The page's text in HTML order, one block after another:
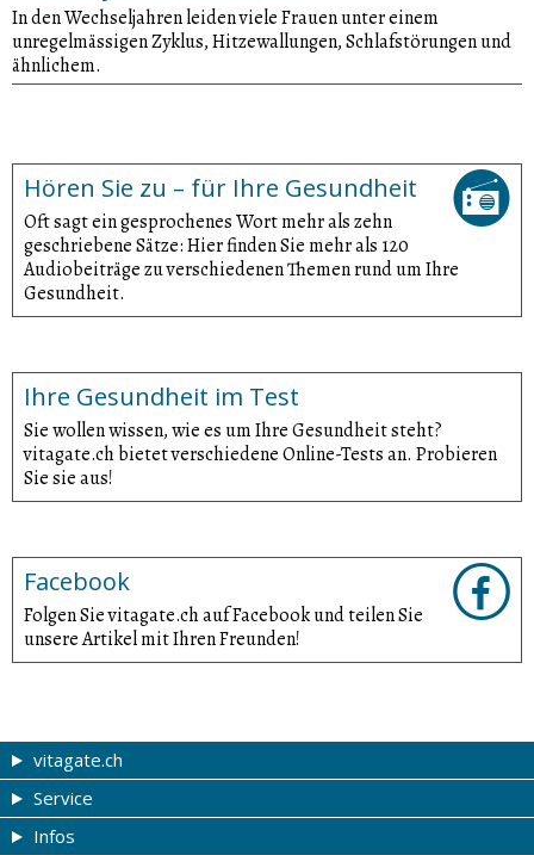
In den Wechseljahren leiden viele Frauen unter einem
unregelmässigen Zyklus, Hitzewallungen, Schlafstörungen und
ähnlichem.
Hören Sie zu – für Ihre Gesundheit
Oft sagt ein gesprochenes Wort mehr als zehn
geschriebene Sätze: Hier finden Sie mehr als 120
Audiobeiträge zu verschiedenen Themen rund um Ihre
Gesundheit.
Ihre Gesundheit im Test
Sie wollen wissen, wie es um Ihre Gesundheit steht?
vitagate.ch bietet verschiedene Online-Tests an. Probieren
Sie sie aus!
Facebook
Folgen Sie vitagate.ch auf Facebook und teilen Sie
unsere Artikel mit Ihren Freunden!
vitagate.ch
Gesund & schön
Themen von A-Z
Service
Gutscheine
Infos